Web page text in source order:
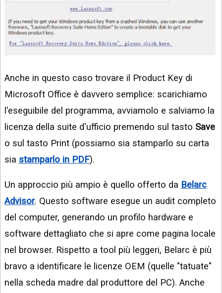
Anche in questo caso trovare il Product Key di
Microsoft Office è davvero semplice: scarichiamo
l'eseguibile del programma, avviamolo e salviamo la
licenza della suite d'ufficio premendo sul tasto Save
o sul tasto Print (possiamo sia stamparlo su carta
sia stamparlo in PDF).
Un approccio più ampio è quello offerto da Belarc
Advisor. Questo software esegue un audit completo
del computer, generando un profilo hardware e
software dettagliato che si apre come pagina locale
nel browser. Rispetto a tool più leggeri, Belarc è più
bravo a identificare le licenze OEM (quelle "tatuate"
nella scheda madre dal produttore del PC). Anche